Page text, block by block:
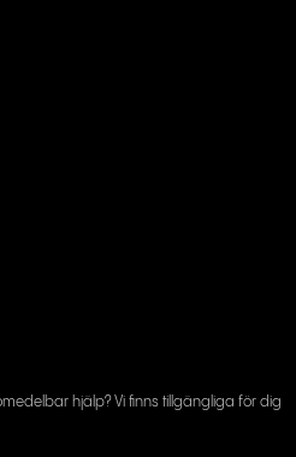
hjälp? Vi finns tillgängliga för dig